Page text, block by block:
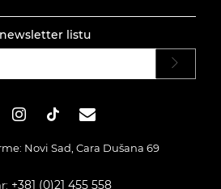
listu
Novi Sad, Cara Dušana 69
+381 (0)21 455 558